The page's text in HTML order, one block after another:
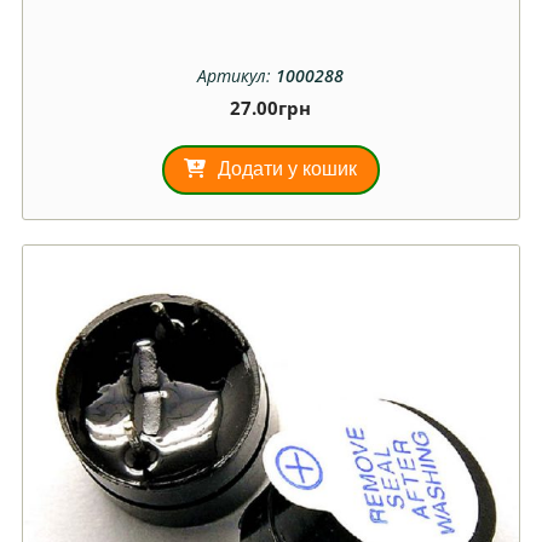
Артикул: 1000288
27.00грн
Додати у кошик